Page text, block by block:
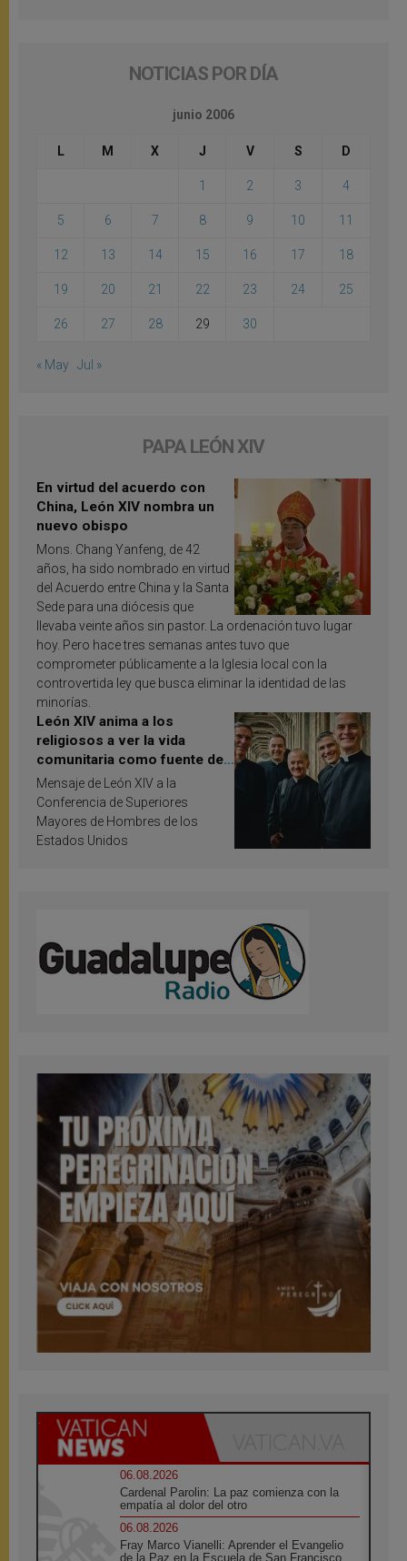
NOTICIAS POR DÍA
junio 2006
L M X J V S D
1 2 3 4
5 6 7 8 9 10 11
12 13 14 15 16 17 18
19 20 21 22 23 24 25
26 27 28 29 30
« May Jul »
PAPA LEÓN XIV
En virtud del acuerdo con
China, León XIV nombra un
nuevo obispo
Mons. Chang Yanfeng, de 42
años, ha sido nombrado en virtud
del Acuerdo entre China y la Santa
Sede para una diócesis que
llevaba veinte años sin pastor. La ordenación tuvo lugar
hoy. Pero hace tres semanas antes tuvo que
comprometer públicamente a la Iglesia local con la
controvertida ley que busca eliminar la identidad de las
minorías.
León XIV anima a los
religiosos a ver la vida
comunitaria como fuente de
inspiración y santificación
Mensaje de León XIV a la
Conferencia de Superiores
Mayores de Hombres de los
Estados Unidos
06.08.2026
Cardenal Parolin: La paz comienza con la
empatía al dolor del otro
06.08.2026
Fray Marco Vianelli: Aprender el Evangelio
de la Paz en la Escuela de San Francisco